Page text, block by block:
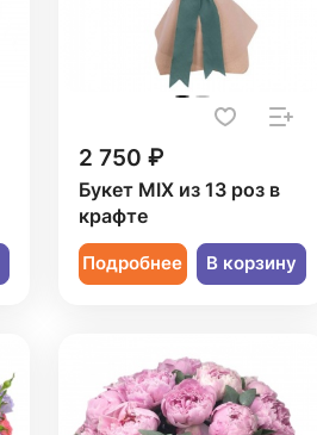
2 750 ₽
Букет MIX из 13 роз в
крафте
Подробнее В корзину